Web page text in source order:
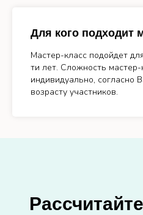
Для кого подходит
Мастер-класс подойдет
ти лет. Сложность мастер-
индивидуально, согласно
возрасту участников.